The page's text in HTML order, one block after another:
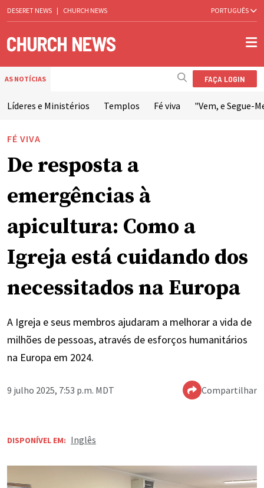
DESERET NEWS | CHURCH NEWS PORTUGUÊS
AS NOTÍCIAS FAÇA LOGIN
Líderes e Ministérios Templos Fé viva "Vem, e Segue-
FÉ VIVA
De resposta a
emergências à
apicultura: Como a
Igreja está cuidando dos
necessitados na Europa
A Igreja e seus membros ajudaram a melhorar a vida de
milhões de pessoas, através de esforços humanitários
na Europa em 2024.
9 julho 2025, 7:53 p.m. MDT Compartilhar
DISPONÍVEL EM: Inglês